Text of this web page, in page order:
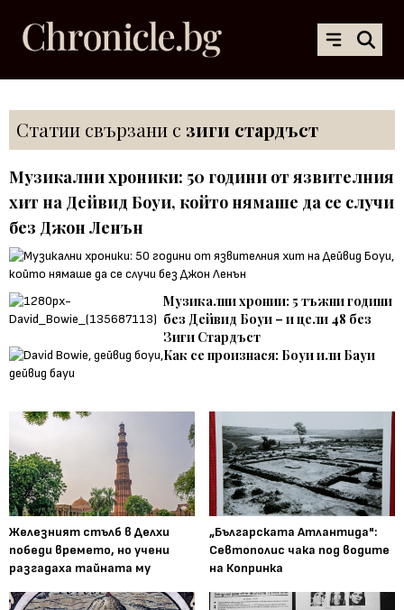
Статии свързани с зиги стардъст
Музикални хроники: 50 години от язвителния
хит на Дейвид Боуи, който нямаше да се случи
без Джон Ленън
Музикални хронии: 5 тъжни години
без Дейвид Боуи – и цели 48 без
Зиги Стардъст
Как се произнася: Боуи или Бауи
Железният стълб в Делхи
победи времето, но учени
разгадаха тайната му
„Българската Атлантида":
Севтополис чака под водите
на Копринка